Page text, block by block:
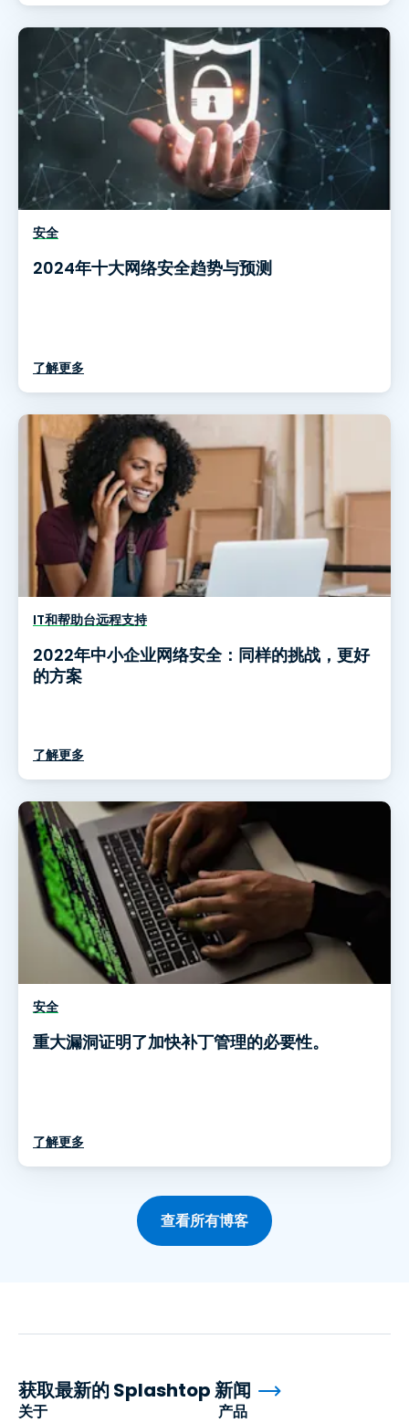
安全
2024年十大网络安全趋势与预测
了解更多
IT和帮助台远程支持
2022年中小企业网络安全：同样的挑战，更好
的方案
了解更多
安全
重大漏洞证明了加快补丁管理的必要性。
了解更多
查看所有博客
关于 产品
获取最新的 Splashtop 新闻